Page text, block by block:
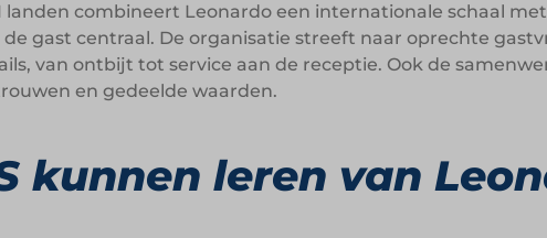
landen combineert Leonardo een internationale schaal
gast centraal. De organisatie streeft naar oprechte
van ontbijt tot service aan de receptie. Ook de
en gedeelde waarden.
kunnen leren van